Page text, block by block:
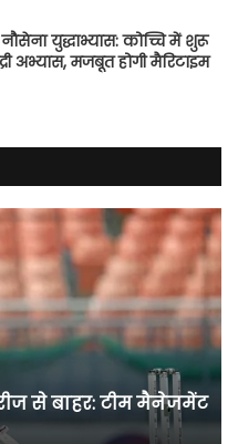
युद्धाभ्यास: कोच्चि में शुरू
अभ्यास, मजबूत होगी मैरिटाइम
से बाहर: टीम मैनेजमेंट